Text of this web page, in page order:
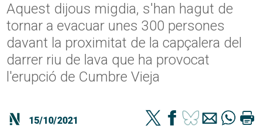
Aquest dijous migdia, s'han hagut de
tornar a evacuar unes 300 persones
davant la proximitat de la capçalera del
darrer riu de lava que ha provocat
l'erupció de Cumbre Vieja
15/10/2021